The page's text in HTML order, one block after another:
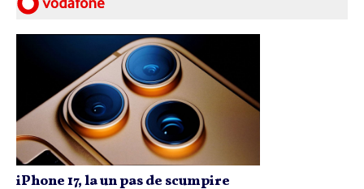
iPhone 17, la un pas de scumpire